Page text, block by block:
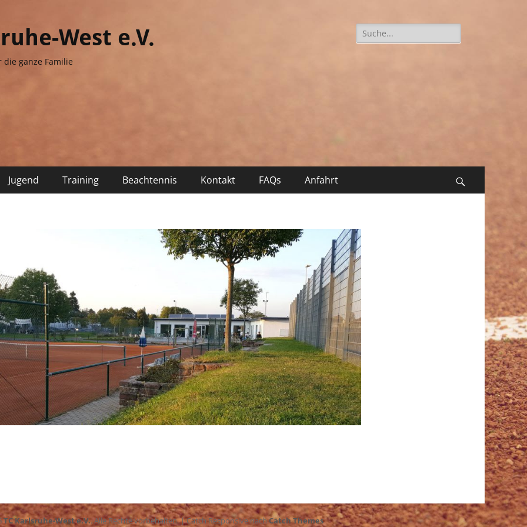
West e.V.
ganze Familie
Suche
nach:
Jugend Training Beachtennis Kontakt FAQs Anfahrt
TC Karlsruhe-West e.V.. Alle Rechte vorbehalten. | Catch Responsive nachCatch Themes